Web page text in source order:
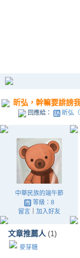
昕弘，幹嘛要誹謗
回應給： 昕弘
中華民族的端午節
等級：8
留言｜ 加入好友
文章推薦人 (1)
麥芽糖